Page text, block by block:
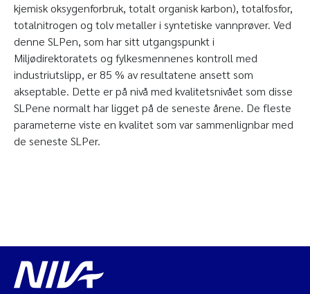
kjemisk oksygenforbruk, totalt organisk karbon), totalfosfor,
totalnitrogen og tolv metaller i syntetiske vannprøver. Ved
denne SLPen, som har sitt utgangspunkt i
Miljødirektoratets og fylkesmennenes kontroll med
industriutslipp, er 85 % av resultatene ansett som
akseptable. Dette er på nivå med kvalitetsnivået som disse
SLPene normalt har ligget på de seneste årene. De fleste
parameterne viste en kvalitet som var sammenlignbar med
de seneste SLPer.